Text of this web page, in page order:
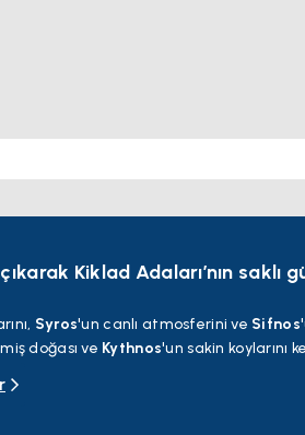
Kiklad Adaları’nın
Syros'un canlı atmosferini ve Sifnos
doğası ve Kythnos'un sakin koylarını
keşif ve Ege’nin gerçek